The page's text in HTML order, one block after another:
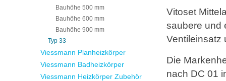
Vitoset
saubere und
Ventileinsatz
Die
nach DC 01
Bauhöhe 500 mm
Bauhöhe 600 mm
Bauhöhe 900 mm
Typ 33
Viessmann Planheizkörper
Viessmann Badheizkörper
Viessmann Heizkörper Zubehör